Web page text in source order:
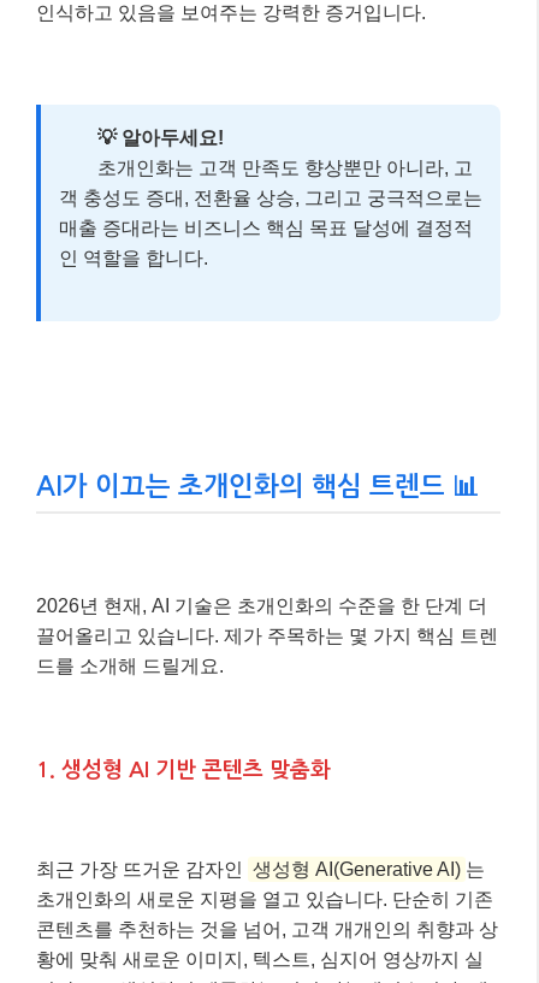
인식하고 있음을 보여주는 강력한 증거입니다.
💡 알아두세요!
초개인화는 고객 만족도 향상뿐만 아니라, 고
객 충성도 증대, 전환율 상승, 그리고 궁극적으로는
매출 증대라는 비즈니스 핵심 목표 달성에 결정적
인 역할을 합니다.
AI가 이끄는 초개인화의 핵심 트렌드 📊
2026년 현재, AI 기술은 초개인화의 수준을 한 단계 더
끌어올리고 있습니다. 제가 주목하는 몇 가지 핵심 트렌
드를 소개해 드릴게요.
1. 생성형 AI 기반 콘텐츠 맞춤화
최근 가장 뜨거운 감자인 생성형 AI(Generative AI) 는
초개인화의 새로운 지평을 열고 있습니다. 단순히 기존
콘텐츠를 추천하는 것을 넘어, 고객 개개인의 취향과 상
황에 맞춰 새로운 이미지, 텍스트, 심지어 영상까지 실